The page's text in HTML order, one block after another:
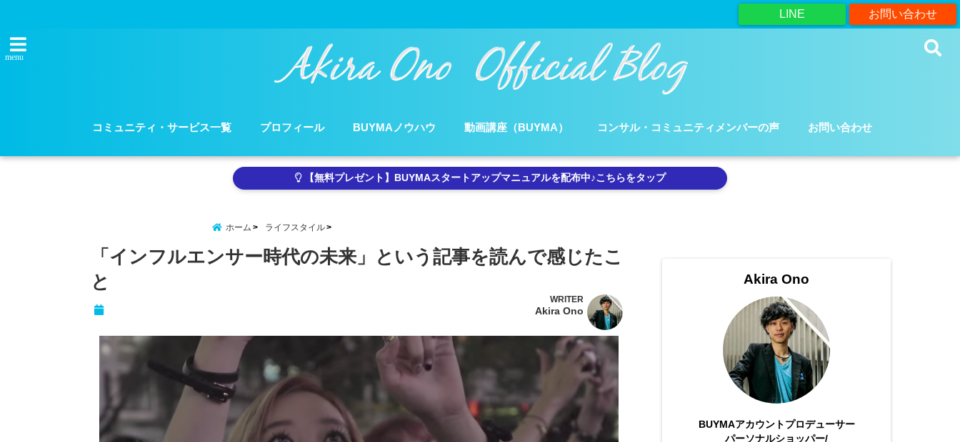
お問い合わせ
LINE
menu
コミュニティ・サービス一覧 プロフィール BUYMAノウハウ 動画講座（BUYMA） コンサル・コミュニティメンバーの声 お問い合わせ
【無料プレゼント】BUYMAスタートアップマニュアルを配布中♪こちらをタップ
ホーム ライフスタイル
「インフルエンサー時代の未来」という記事を読んで感じたこ
と
WRITER
Akira Ono
Akira Ono
BUYMAアカウントプロデューサー
パーソナルショッパー/